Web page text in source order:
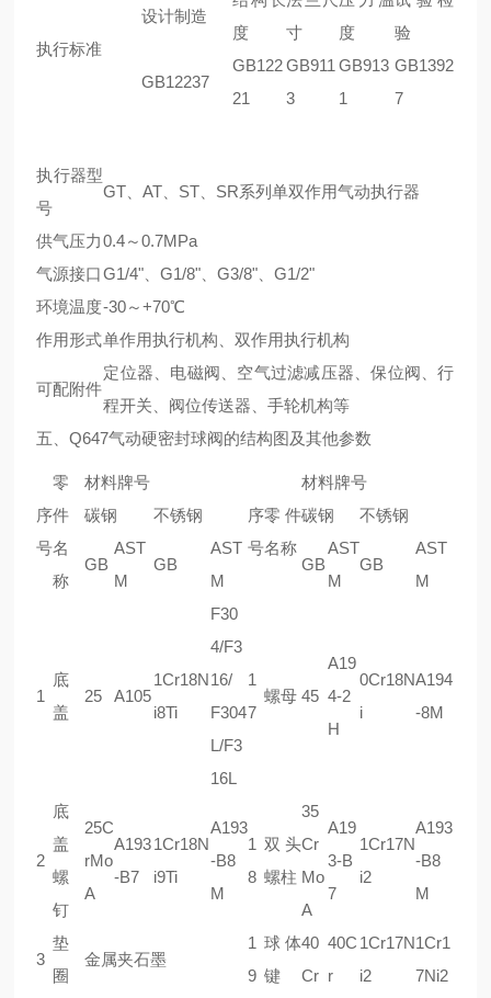
执行标准
设计制造
度
寸
度
验
GB12237
GB122
21
GB911
3
GB913
1
GB1392
7
执行器型
号
GT、AT、ST、SR系列单双作用气动执行器
供气压力 0.4～0.7MPa
气源接口 G1/4"、G1/8"、G3/8"、G1/2"
环境温度-30～+70℃
作用形式单作用执行机构、双作用执行机构
可配附件
定位器、电磁阀、空气过滤减压器、保位阀、行
程开关、阀位传送器、手轮机构等
五、Q647气动硬密封球阀的结构图及其他参数
序
号
零
件
名
称
材料牌号
序
号
零件
名称
材料牌号
碳钢
不锈钢 碳钢 不锈钢
GB
AST
M
GB
AST
M
GB
AST
M
GB
AST
M
1
底
盖
25 A105
1Cr18N
i8Ti
F30
4/F3
16/
F304
L/F3
16L
1
7
螺母 45
A19
4-2
H
0Cr18N
i
A194
-8M
2
底
盖
螺
钉
25C
rMo
A
A193
-B7
1Cr18N
i9Ti
A193
-B8
M
1
8
双头
螺柱
35
Cr
Mo
A
A19
3-B
7
1Cr17N
i2
A193
-B8
M
3
垫
圈
金属夹石墨
1
9
球体
键
40
Cr
40C
r
1Cr17N
i2
1Cr1
7Ni2